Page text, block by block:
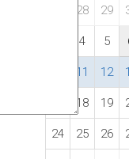
28 29
4 5
11 12
18 19
24 25 26